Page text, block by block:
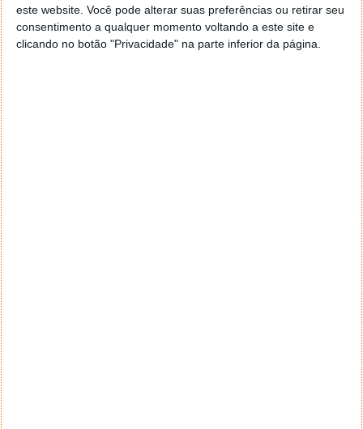
este website. Você pode alterar suas preferências ou retirar seu
consentimento a qualquer momento voltando a este site e
clicando no botão "Privacidade" na parte inferior da página.
Este artigo tem mais de um ano